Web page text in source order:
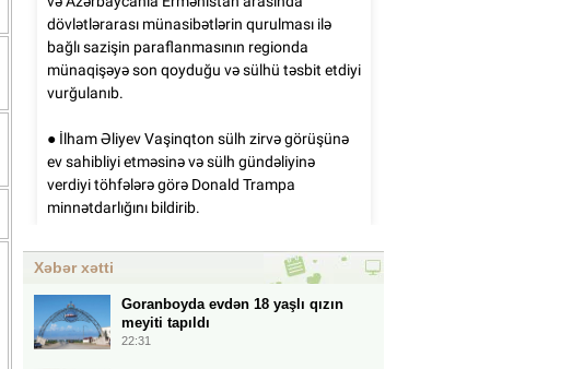
Xəbər xətti
Goranboyda evdən 18 yaşlı qızın
meyiti tapıldı
22:31